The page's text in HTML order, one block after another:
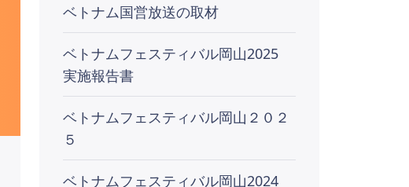
ベトナム国営放送の取材
ベトナムフェスティバル岡山2025
実施報告書
ベトナムフェスティバル岡山２０２
５
ベトナムフェスティバル岡山2024